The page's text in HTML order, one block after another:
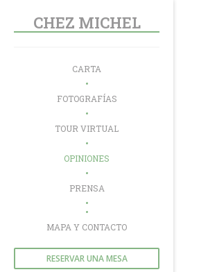
CHEZ MICHEL
CARTA
FOTOGRAFÍAS
TOUR VIRTUAL
OPINIONES
PRENSA
((ABRE EN UNA NUEVA
MAPA Y CONTACTO
RESERVAR UNA MESA